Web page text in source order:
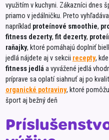
využitím v kuchyni. Zákazníci dnes
priamo v jedálničku. Preto
napríklad proteínové smoothie,
fitness dezerty, fit dezerty,
raňajky, ktoré pomáhajú doplniť
jedlá nájdete aj v sekcii recepty,
fitness jedlá a vyvážené jedlá
príprave sa oplatí siahnuť aj po
organické potraviny, ktoré
šport aj bežný deň